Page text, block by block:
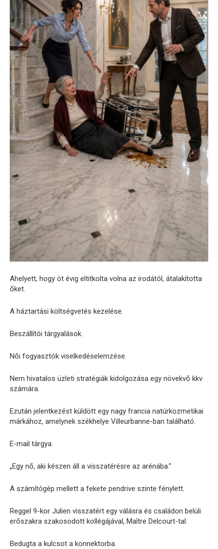
Ahelyett, hogy öt évig eltitkolta volna az irodától, átalakította
őket.
A háztartási költségvetés kezelése.
Beszállítói tárgyalások.
Női fogyasztók viselkedéselemzése.
Nem hivatalos üzleti stratégiák kidolgozása egy növekvő kkv
számára.
Ezután jelentkezést küldött egy nagy francia natúrkozmetikai
márkához, amelynek székhelye Villeurbanne-ban található.
E-mail tárgya:
„Egy nő, aki készen áll a visszatérésre az arénába.”
A számítógép mellett a fekete pendrive szinte fénylett.
Reggel 9-kor Julien visszatért egy válásra és családon belüli
erőszakra szakosodott kollégájával, Maître Delcourt-tal.
Bedugta a kulcsot a konnektorba.